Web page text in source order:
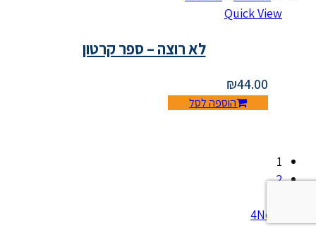
Quick View
לא רוצה – ספר קרטון
₪44.00
הוספה לסל
1
2
Next